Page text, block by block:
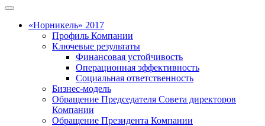
«Норникель» 2017
Профиль Компании
Ключевые результаты
Финансовая устойчивость
Операционная эффективность
Социальная ответственность
Бизнес-модель
Обращение Председателя Совета директоров
Компании
Обращение Президента Компании